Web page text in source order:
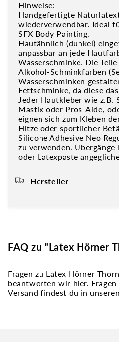
Hinweise:
Handgefertigte
wiederverwendbar. Ideal
SFX Body Painting.
Hautähnlich (dunkel)
anpassbar an jede
Wasserschminke. Die
Alkohol-Schminkfarben
Wasserschminken
Fettschminke, da diese
Jeder Hautkleber wie z.B.
Mastix oder Pros-Aide,
eignen sich zum Kleben
Hitze oder sportlicher
Silicone Adhesive Neo
zu verwenden.
oder Latexpaste
Hersteller
FAQ zu "Latex Hörner
Fragen zu Latex Hörner
beantworten wir hier. Fragen
Versand findest du in